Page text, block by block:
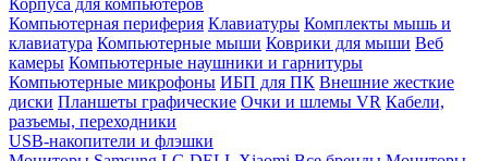
Корпуса для компьютеров
Компьютерная периферия Клавиатуры Комплекты мышь и
клавиатура Компьютерные мыши Коврики для мыши Веб
камеры Компьютерные наушники и гарнитуры
Компьютерные микрофоны ИБП для ПК Внешние жесткие
диски Планшеты графические Очки и шлемы VR Кабели,
разъемы, переходники
USB-накопители и флэшки